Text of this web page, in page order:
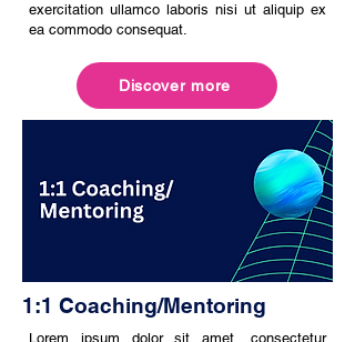
exercitation ullamco laboris nisi ut aliquip ex
ea commodo consequat.
Discover more
1:1 Coaching/Mentoring
Lorem ipsum dolor sit amet, consectetur